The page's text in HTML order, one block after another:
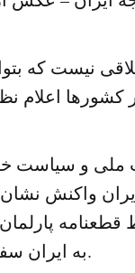
نیست که
ملی و سیاست
واکنش نشان
پارلمان
به ایران سفر کند.